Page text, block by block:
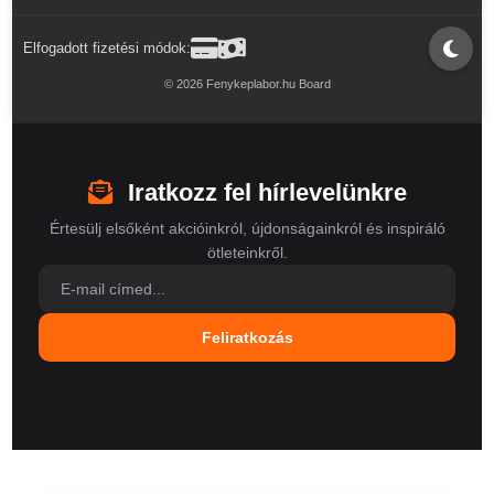
Elfogadott fizetési módok:
© 2026 Fenykeplabor.hu Board
Iratkozz fel hírlevelünkre
Értesülj elsőként akcióinkról, újdonságainkról és inspiráló
ötleteinkről.
Feliratkozás